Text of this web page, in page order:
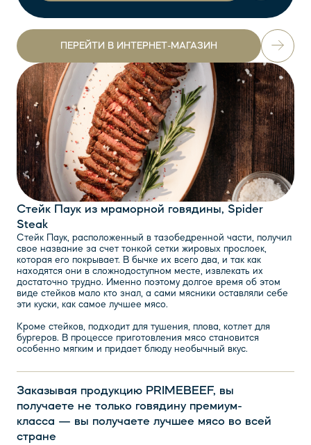
ПЕРЕЙТИ В ИНТЕРНЕТ-МАГАЗИН
Стейк Паук из мраморной говядины, Spider
Steak
Стейк Паук, расположенный в тазобедренной части, получил
свое название за счет тонкой сетки жировых прослоек,
которая его покрывает. В бычке их всего два, и так как
находятся они в сложнодоступном месте, извлекать их
достаточно трудно. Именно поэтому долгое время об этом
виде стейков мало кто знал, а сами мясники оставляли себе
эти куски, как самое лучшее мясо.
​​​​​​​Кроме стейков, подходит для тушения, плова, котлет для
бургеров. В процессе приготовления мясо становится
особенно мягким и придает блюду необычный вкус.
Заказывая продукцию PRIMEBEEF, вы
получаете не только говядину премиум-
класса — вы получаете лучшее мясо во всей
стране